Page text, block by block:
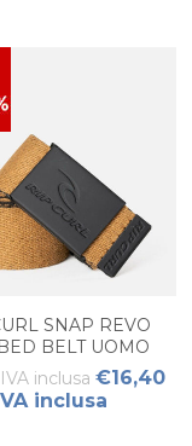
SNAP REVO
BELT UOMO
inclusa €16,40
IVA inclusa